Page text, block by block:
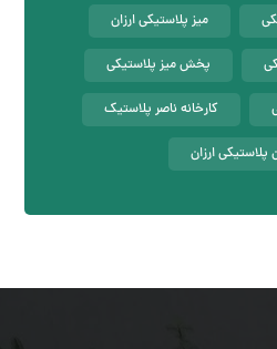
میز پلاستیکی ارزان
پخش میز پلاستیکی
کارخانه ناصر پلاستیک
پلاستیکی ارزان